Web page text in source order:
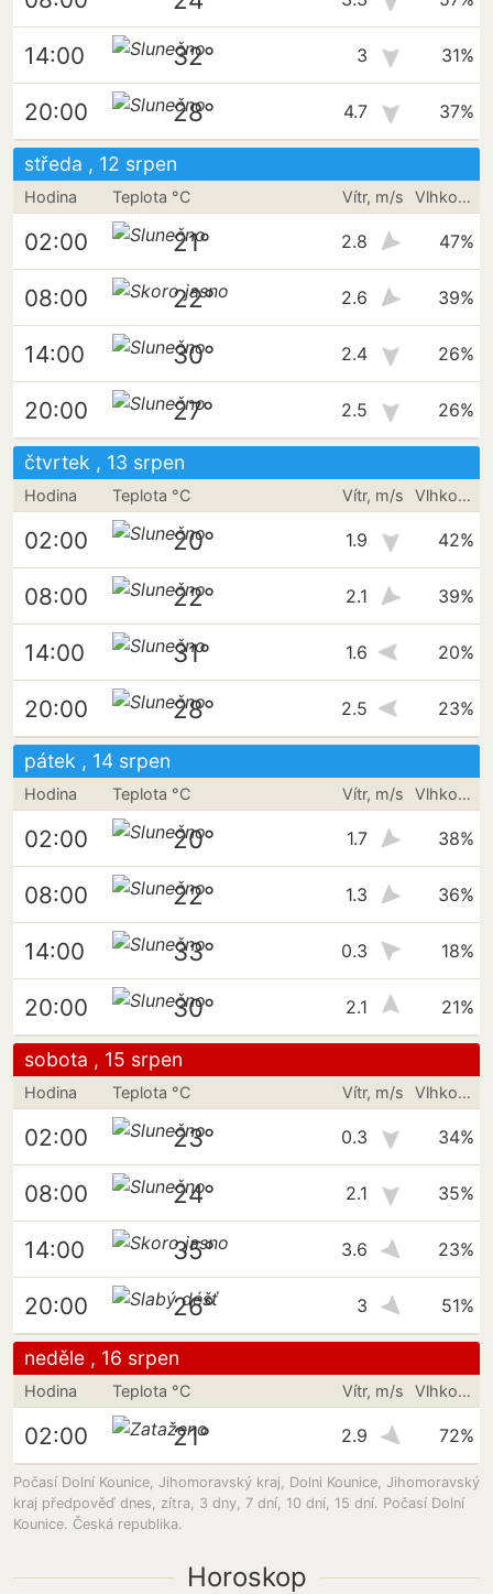
14:00 32° 3 31%
20:00 28° 4.7 37%
středa , 12 srpen
Hodina Teplota °C Vítr, m/s Vlhkost vzduchu
02:00 21° 2.8 47%
08:00 22° 2.6 39%
14:00 30° 2.4 26%
20:00 27° 2.5 26%
čtvrtek , 13 srpen
Hodina Teplota °C Vítr, m/s Vlhkost vzduchu
02:00 20° 1.9 42%
08:00 22° 2.1 39%
14:00 31° 1.6 20%
20:00 28° 2.5 23%
pátek , 14 srpen
Hodina Teplota °C Vítr, m/s Vlhkost vzduchu
02:00 20° 1.7 38%
08:00 22° 1.3 36%
14:00 33° 0.3 18%
20:00 30° 2.1 21%
sobota , 15 srpen
Hodina Teplota °C Vítr, m/s Vlhkost vzduchu
02:00 23° 0.3 34%
08:00 24° 2.1 35%
14:00 35° 3.6 23%
20:00 26° 3 51%
neděle , 16 srpen
Hodina Teplota °C Vítr, m/s Vlhkost vzduchu
02:00 21° 2.9 72%
Počasí Dolní Kounice, Jihomoravský kraj, Dolni Kounice, Jihomoravský
kraj předpověď dnes, zítra, 3 dny, 7 dní, 10 dní, 15 dní. Počasí Dolní
Kounice. Česká republika.
Horoskop